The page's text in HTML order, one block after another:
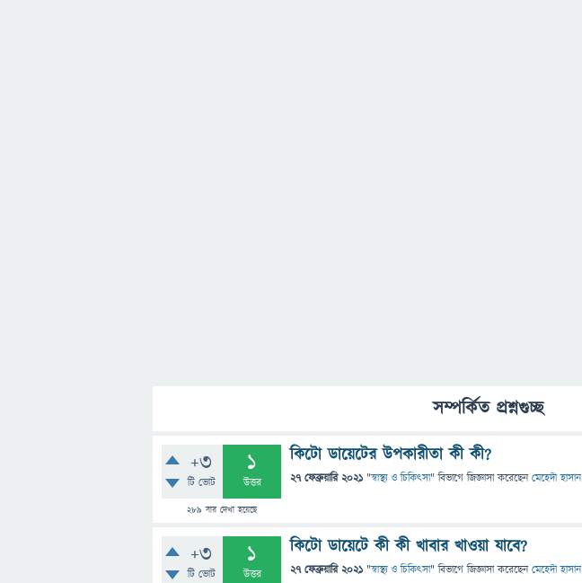
সম্পর্কিত প্রশ্নগুচ্ছ
+3
টি ভোট
1
উত্তর
289 বার দেখা হয়েছে
কিটো ডায়েটের উপকারীতা কী কী?
27 ফেব্রুয়ারি 2021 "স্বাস্থ্য ও চিকিৎসা" বিভাগে জিজ্ঞাসাকরেছেনমেহেদী হাসান
+3
টি ভোট
1
উত্তর
কিটো ডায়েটে কী কী খাবার খাওয়া যাবে?
27 ফেব্রুয়ারি 2021 "স্বাস্থ্য ও চিকিৎসা" বিভাগে জিজ্ঞাসাকরেছেনমেহেদী হাসান